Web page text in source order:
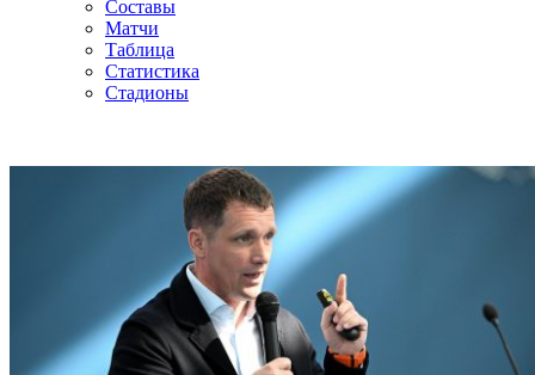
Составы
Матчи
Таблица
Статистика
Стадионы